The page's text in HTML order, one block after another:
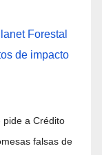
Forestal
de impacto
pide a Crédito
falsas de